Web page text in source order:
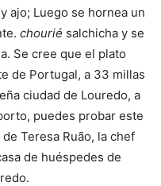
ajo; Luego se hornea un
chourié salchicha y se
Se cree que el plato
de Portugal, a 33 millas
ciudad de Louredo, a
puedes probar este
Teresa Ruão, la chef
de huéspedes de